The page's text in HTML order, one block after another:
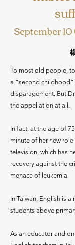
September 10
To most old people,
a “second
disparagement. But
the appellation at all.
In fact, at the age of
minute of her new role
television, which has
recovery against the
menace of leukemia.
In Taiwan, English is
students above
As an educator and